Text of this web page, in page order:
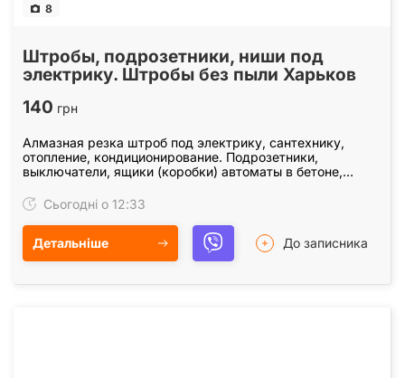
8
Штробы, подрозетники, ниши под
электрику. Штробы без пыли Харьков
140 грн
Алмазная резка штроб под электрику, сантехнику,
отопление, кондиционирование. Подрозетники,
выключатели, ящики (коробки) автоматы в бетоне,
пылесосом.…
Сьогодні о 12:33
Детальніше До записника